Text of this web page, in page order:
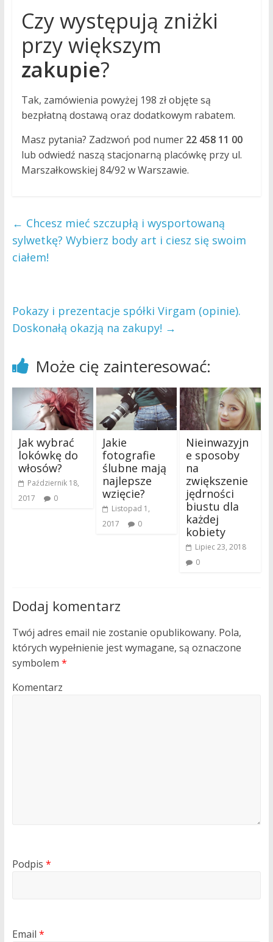
Czy występują zniżki
przy większym
zakupie?
Tak, zamówienia powyżej 198 zł objęte są
bezpłatną dostawą oraz dodatkowym rabatem.
Masz pytania? Zadzwoń pod numer 22 458 11 00
lub odwiedź naszą stacjonarną placówkę przy ul.
Marszałkowskiej 84/92 w Warszawie.
← Chcesz mieć szczupłą i wysportowaną
sylwetkę? Wybierz body art i ciesz się swoim
ciałem!
Pokazy i prezentacje spółki Virgam (opinie).
Doskonałą okazją na zakupy! →
Może cię zainteresować:
Jak wybrać
lokówkę do
włosów?
Październik 18,
2017
0
Jakie
fotografie
ślubne mają
najlepsze
wzięcie?
Listopad 1,
2017
0
Nieinwazyjn
e sposoby
na
zwiększenie
jędrności
biustu dla
każdej
kobiety
Lipiec 23, 2018
0
Dodaj komentarz
Twój adres email nie zostanie opublikowany. Pola,
których wypełnienie jest wymagane, są oznaczone
symbolem *
Komentarz
Podpis *
Email *